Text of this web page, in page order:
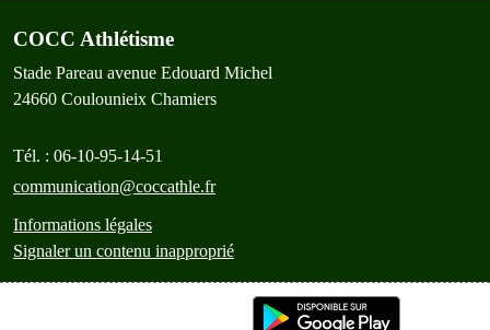
COCC Athlétisme
Stade Pareau avenue Edouard Michel
24660 Coulounieix Chamiers
Tél. : 06-10-95-14-51
communication@coccathle.fr
Informations légales
Signaler un contenu inapproprié